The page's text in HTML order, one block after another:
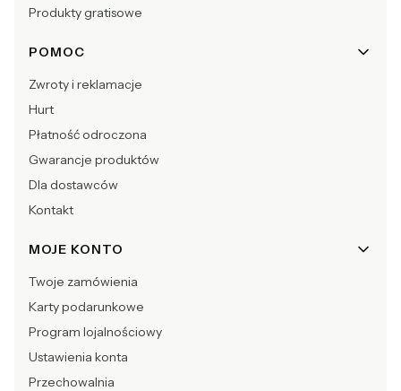
Produkty gratisowe
POMOC
Zwroty i reklamacje
Hurt
Płatność odroczona
Gwarancje produktów
Dla dostawców
Kontakt
MOJE KONTO
Twoje zamówienia
Karty podarunkowe
Program lojalnościowy
Ustawienia konta
Przechowalnia